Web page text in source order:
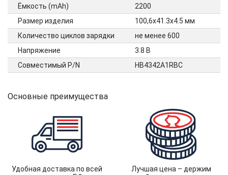
Ёмкость (mAh)
2200
Размер изделия
100,6х41.3х4.5 мм
Количество циклов зарядки
не менее 600
Напряжение
3.8 В
Совместимый P/N
HB4342A1RBC
Основные преимущества
Удобная доставка по всей
Лучшая цена – держим